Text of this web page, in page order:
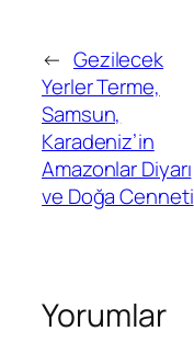
← Gezilecek
Yerler Terme,
Samsun,
Karadeniz’in
Amazonlar Diyarı
ve Doğa Cenneti
Yorumlar